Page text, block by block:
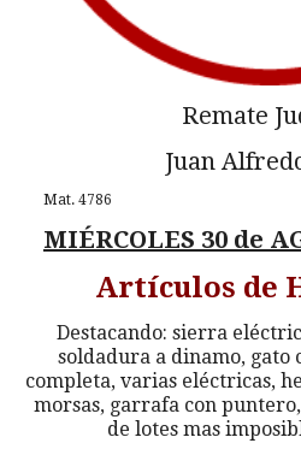
Remate
Juan
Mat. 4786 Rut.
MIÉRCOLES 30 de
Artículos de
Destacando: sierra
soldadura a dinamo, gato
completa, varias eléctricas,
morsas, garrafa con
de lotes mas